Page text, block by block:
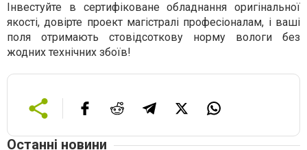
Інвестуйте в сертифіковане обладнання оригінальної
якості, довірте проект магістралі професіоналам, і ваші
поля отримають стовідсоткову норму вологи без
жодних технічних збоїв!
Останні новини